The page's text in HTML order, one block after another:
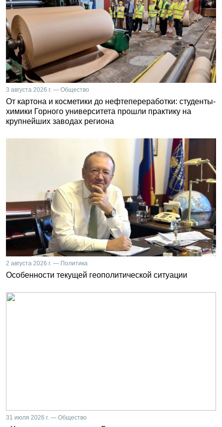
3 августа 2026 г. — Общество
От картона и косметики до нефтепереработки: студенты-
химики Горного университета прошли практику на
крупнейших заводах региона
2 августа 2026 г. — Политика
Особенности текущей геополитической ситуации
31 июля 2026 г. — Общество